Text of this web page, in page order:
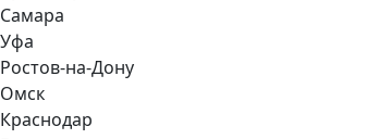
Самара
Уфа
Ростов-на-Дону
Омск
Краснодар